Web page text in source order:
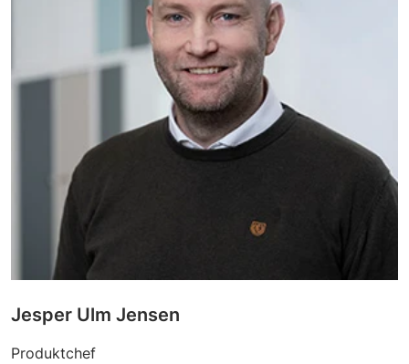
Jesper Ulm Jensen
Produktchef